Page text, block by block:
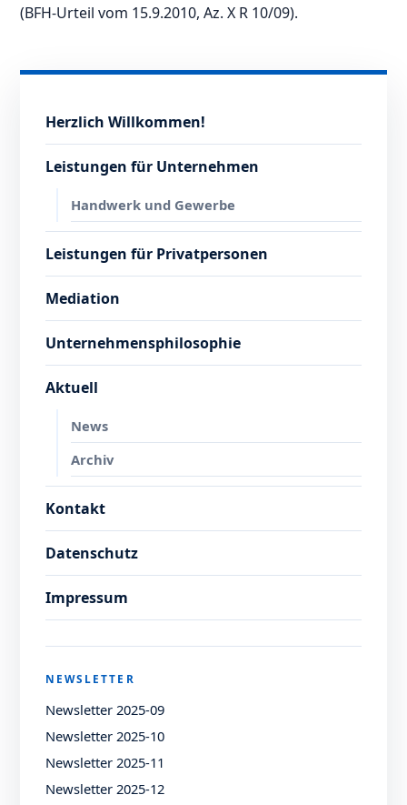
(BFH-Urteil vom 15.9.2010, Az. X R 10/09).
Herzlich Willkommen!
Leistungen für Unternehmen
Handwerk und Gewerbe
Leistungen für Privatpersonen
Mediation
Unternehmensphilosophie
Aktuell
News
Archiv
Kontakt
Datenschutz
Impressum
NEWSLETTER
Newsletter 2025-09
Newsletter 2025-10
Newsletter 2025-11
Newsletter 2025-12